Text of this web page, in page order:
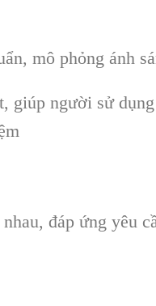
mô phỏng ánh
giúp người sử
đáp ứng yêu